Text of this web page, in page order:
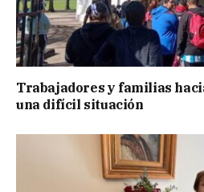
Trabajadores y familias
una difícil situación